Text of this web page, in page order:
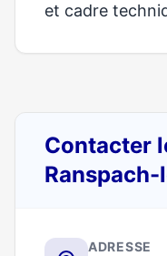
et cadre
Contacter
ADRESSE